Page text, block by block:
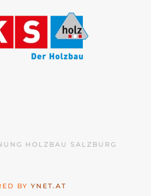
HOLZBAU SALZBURG
BY YNET.AT